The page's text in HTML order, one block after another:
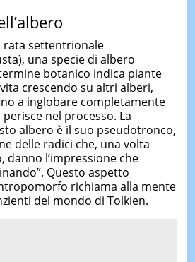
rātā settentrionale
una specie di albero
botanico indica piante
crescendo su altri alberi,
a inglobare completamente
perisce nel processo. La
albero è il suo pseudotronco,
delle radici che, una volta
l’impressione che
Questo aspetto
richiama alla mente
del mondo di Tolkien.